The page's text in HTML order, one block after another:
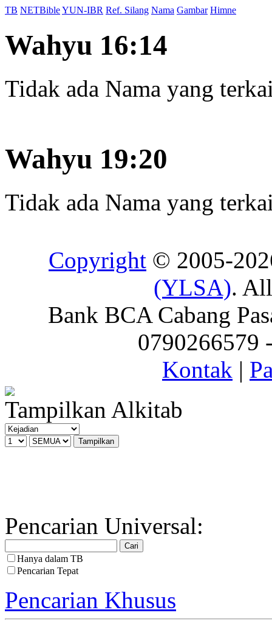
TB NETBibleYUN-IBR Ref. Silang Nama Gambar Himne
Wahyu 16:14
Tidak ada Nama yang
Wahyu 19:20
Tidak ada Nama yang
Copyright © 2005-
(YLSA).
Bank BCA Cabang
0790266579
Kontak |
Tampilkan Alkitab
Pencarian Universal:
Hanya dalam TB
Pencarian Tepat
Pencarian Khusus